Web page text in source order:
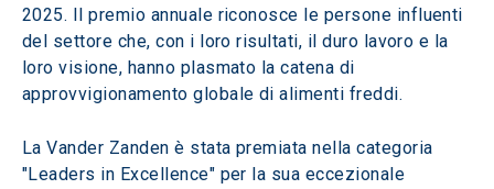
2025. Il premio annuale riconosce le persone influenti
del settore che, con i loro risultati, il duro lavoro e la
loro visione, hanno plasmato la catena di
approvvigionamento globale di alimenti freddi.
La Vander Zanden è stata premiata nella categoria
"Leaders in Excellence" per la sua eccezionale